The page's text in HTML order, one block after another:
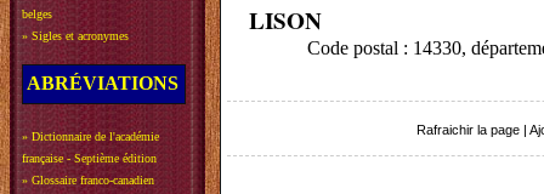
belges
» Sigles et acronymes
ABRÉVIATIONS
» Dictionnaire de l'académie
française - Septième édition
» Glossaire franco-canadien
LISON
Code postal : 14330,
Rafraichir la page